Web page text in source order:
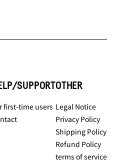
SUPPORT
first-time users
OTHER
Legal Notice
Privacy Policy
Shipping Policy
Refund Policy
terms of service